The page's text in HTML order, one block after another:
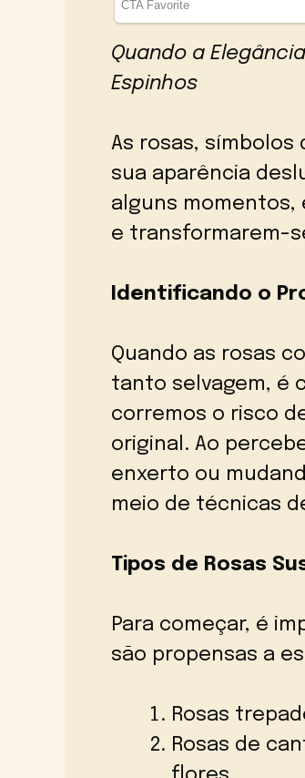
Quando a
Espinhos
As rosas, símbolos
sua aparência
alguns momentos,
e transformarem-
Identificando o
Quando as rosas
tanto selvagem, é
corremos o risco
original. Ao
enxerto ou
meio de técnicas
Tipos de Rosas
Para começar, é
são propensas a
Rosas
Rosas de